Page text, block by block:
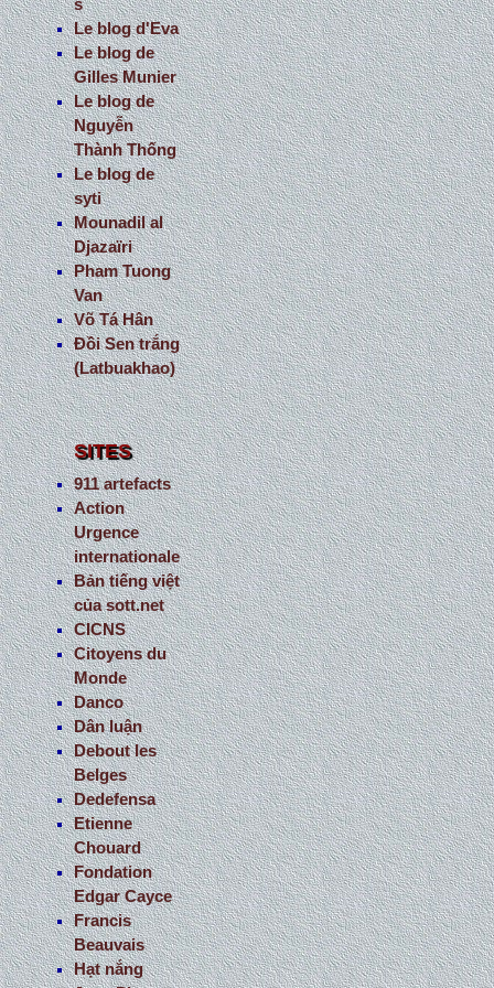
s
Le blog d'Eva
Le blog de
Gilles Munier
Le blog de
Nguyễn
Thành Thống
Le blog de
syti
Mounadil al
Djazaïri
Pham Tuong
Van
Võ Tá Hân
Đồi Sen trắng
(Latbuakhao)
SITES
911 artefacts
Action
Urgence
internationale
Bản tiếng việt
của sott.net
CICNS
Citoyens du
Monde
Danco
Dân luận
Debout les
Belges
Dedefensa
Etienne
Chouard
Fondation
Edgar Cayce
Francis
Beauvais
Hạt nắng